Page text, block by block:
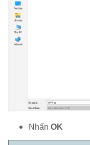
Nhấn OK